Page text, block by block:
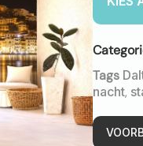
Tags
nacht,